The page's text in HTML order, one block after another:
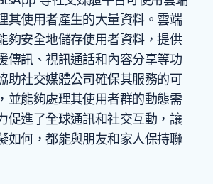
其使用者產生的大量資料。雲端
夠安全地儲存使用者資料，提供
傳訊、視訊通話和內容分享等功
助社交媒體公司確保其服務的可
並能夠處理其使用者群的動態需
促進了全球通訊和社交互動，讓
如何，都能與朋友和家人保持聯